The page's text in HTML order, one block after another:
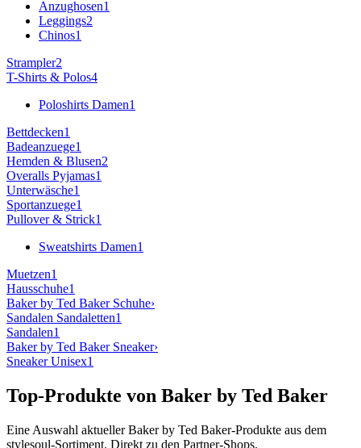
Anzughosen1
Leggings2
Chinos1
Strampler2
T-Shirts & Polos4
Poloshirts Damen1
Bettdecken1
Badeanzuege1
Hemden & Blusen2
Overalls Pyjamas1
Unterwäsche1
Sportanzuege1
Pullover & Strick1
Sweatshirts Damen1
Muetzen1
Hausschuhe1
Baker by Ted Baker Schuhe›
Sandalen Sandaletten1
Sandalen1
Baker by Ted Baker Sneaker›
Sneaker Unisex1
Top-Produkte von Baker by Ted Baker
Eine Auswahl aktuellerBaker by Ted Baker-Produkte aus dem
stylesoul-Sortiment. Direkt zu den Partner-Shops.